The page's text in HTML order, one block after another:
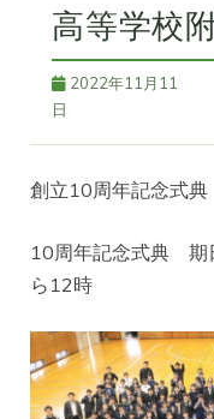
高等学校
2022年11月11
日
創立10周年記念式
10周年記念式典 期
ら12時